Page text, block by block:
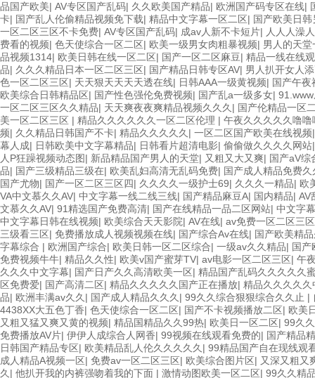
品国产欧美| AV专区国产乱码| 久久欧美国产精品| 欧洲国产码专区在线|
卡| 国产乱人伦偷精品视频免下载| 精品中文字幕一区二区| 国产欧美日
一区二区三区不卡免费| AV专区国产乱码| 成av人新不卡短片| 人人人澡
费看的视频| 色天使综合一区二区| 欧美一级男女肉粗暴视频| 男人的天
品视频1314| 欧美日韩在线一区二区| 国产一区二区麻豆| 精品一线在线
品| 久久久精品日本一区二区三区| 国产精品日韩专区AV| 男人扒开女人
色一区二区三区| 天天狠天天天天透在线| 日韩AAA一级黄视频| 国产午夜
欧美综合日韩精品区| 国产性色强伦免费视频| 国产乱a一级多女|
一区二区三区久久精品| 天天爽夜夜爽精品视频久久久 | 国产伦精品一区
美一区二区三区 | 精品久久久久久久一区二区伦理 | 午夜久久久久久噜噜
频| 久久精品日韩国产不卡| 精品久久久久久 | 一区二区国产欧美在线视频
幕人成| 日韩欧美中文字幕精品| 日韩看片超清电影| 偷偷做久久久久网站
人P狂躁视频动态图| 新品精品国产男人的天堂| 又粗又大又爽| 国产aV综
品| 国产三级精品三级在| 欧美乱妇高清无乱码免费| 国产成人精品免费
国产尤物| 国产一区二区三区四| 久久久久一级护士69| 久久久一精品| 欧
VA中文慕久久AV| 中文字幕一线二线三线| 国产精品麻豆A| 国内精品| AV
文慕久久AV| 91精选国产免费高清| 国产在线精品一品二区网站| 中文字
中文字幕日韩在线视频| 欧美综合天天影院| AV在线| av免费一区二区三区
三级看三区| 免费播放成人视频视频在线| 国产综合Av在线| 国产欧美精
字幕综合 | 欧洲国产综合| 欧美日韩一区二区综合| 一级av久久精品| 国产
免费视频牛牛| 精品久久性| 欧美v国产蜜芽TV| av电影一区二区三区| 午
久久久中文字幕| 国产日产久久高清欧美一区| 精品国产乱码久久久久久
区免费爱| 国产高清二区| 精品久久久久久国产正在播放| 精品久久久久久
品| 欧洲丰满av久久 | 国产成人精品久久久 | 99久久综合狠狠综合久久止 |
4438XX大五色丁香| 色天使综合一区二区| 国产不卡视频播放二区| 欧美
又粗又猛又爽又黄的视频| 精品国精品久久99热| 欧美日一区二区| 99久
免费播放AV片| 伊伊人成综合人网香| 99视频在线观看免费的| 国产精品
日韩国产精品专区| 欧美精品乱人伦久久久久久 | 99精品国产自在现线观
成人精品A视频一区| 免费av一区二区三区| 欧美综合图片区| 又深又粗又
久 | 他扒开我的内裤强吻着我的下面 | 激情动图欧美一区二区| 99久久精